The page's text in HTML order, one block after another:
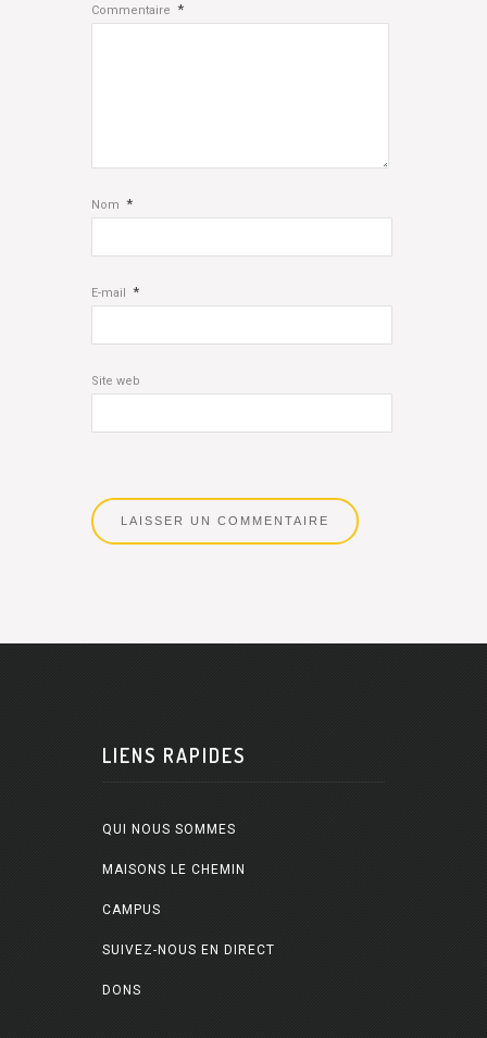
Commentaire *
Nom *
E-mail *
Site web
LIENS RAPIDES
QUI NOUS SOMMES
MAISONS LE CHEMIN
CAMPUS
SUIVEZ-NOUS EN DIRECT
DONS